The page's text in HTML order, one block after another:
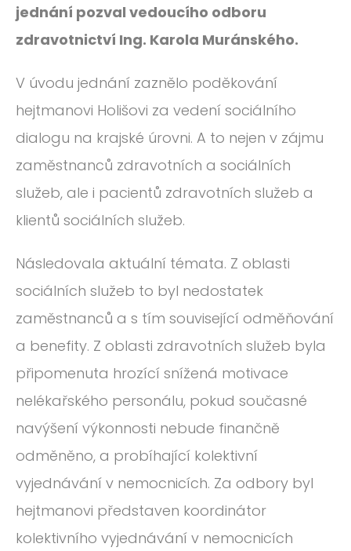
jednání pozval vedoucího odboru
zdravotnictví Ing. Karola Muránského.
V úvodu jednání zaznělo poděkování
hejtmanovi Holišovi za vedení sociálního
dialogu na krajské úrovni. A to nejen v zájmu
zaměstnanců zdravotních a sociálních
služeb, ale i pacientů zdravotních služeb a
klientů sociálních služeb.
Následovala aktuální témata. Z oblasti
sociálních služeb to byl nedostatek
zaměstnanců a s tím související odměňování
a benefity. Z oblasti zdravotních služeb byla
připomenuta hrozící snížená motivace
nelékařského personálu, pokud současné
navýšení výkonnosti nebude finančně
odměněno, a probíhající kolektivní
vyjednávání v nemocnicích. Za odbory byl
hejtmanovi představen koordinátor
kolektivního vyjednávání v nemocnicích
ROČNÍK 2012
ROČNÍK 2011